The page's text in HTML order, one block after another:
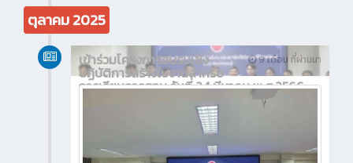
ตุลาคม 2025
9 เดือน ที่ผ่านมา
เข้าร่วมโครงการอบรมเชิง
ปฏิบัติการสร้างใบงานสำหรับ
การเรียนการสอน วันที่ 24 มีนาคม พ.ศ.2566